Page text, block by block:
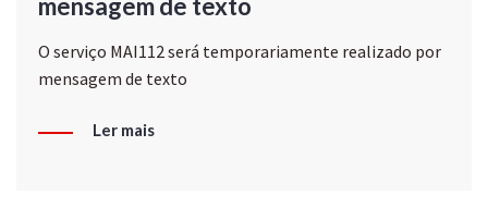
mensagem de texto
O serviço MAI112 será temporariamente realizado por
mensagem de texto
Ler mais